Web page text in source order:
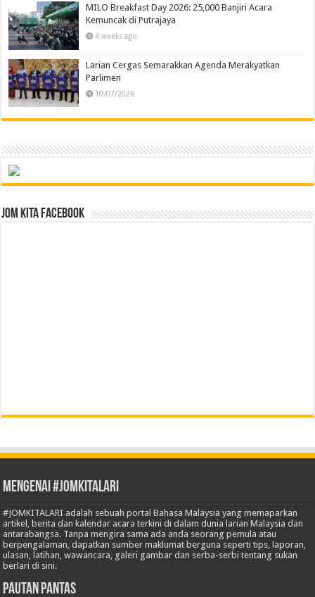
MILO Breakfast Day 2026: 25,000 Banjiri Acara
Kemuncak di Putrajaya
4 weeks ago
Larian Cergas Semarakkan Agenda Merakyatkan
Parlimen
10/07/2026
Jom Kita Facebook
Mengenai #JOMKITALARI
#JOMKITALARI adalah sebuah portal Bahasa Malaysia yang memaparkan
artikel, berita dan kalendar acara terkini di dalam dunia larian Malaysia dan
antarabangsa. Tanpa mengira sama ada anda seorang pemula atau
berpengalaman, dapatkan sumber maklumat berguna seperti tips, laporan,
ulasan, latihan, wawancara, galeri gambar dan serba-serbi tentang sukan
berlari di sini.
Pautan Pantas